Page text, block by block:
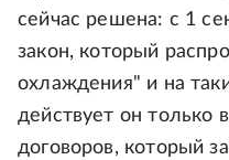
сейчас решена: с 1
закон, который
охлаждения" и на
действует он только
договоров, который